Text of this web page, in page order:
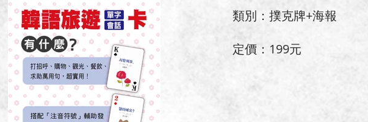
類別：撲克牌+海報
定價：199元